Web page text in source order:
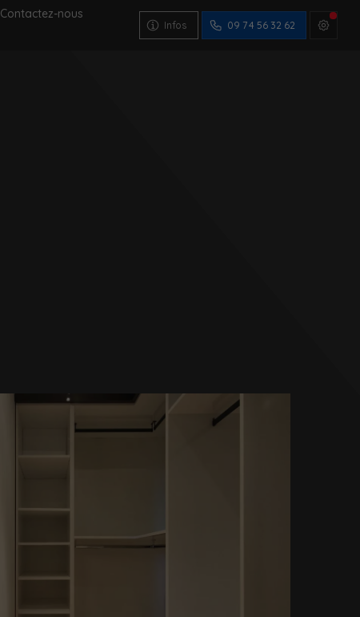
Contactez-nous
Infos 09 74 56 32 62